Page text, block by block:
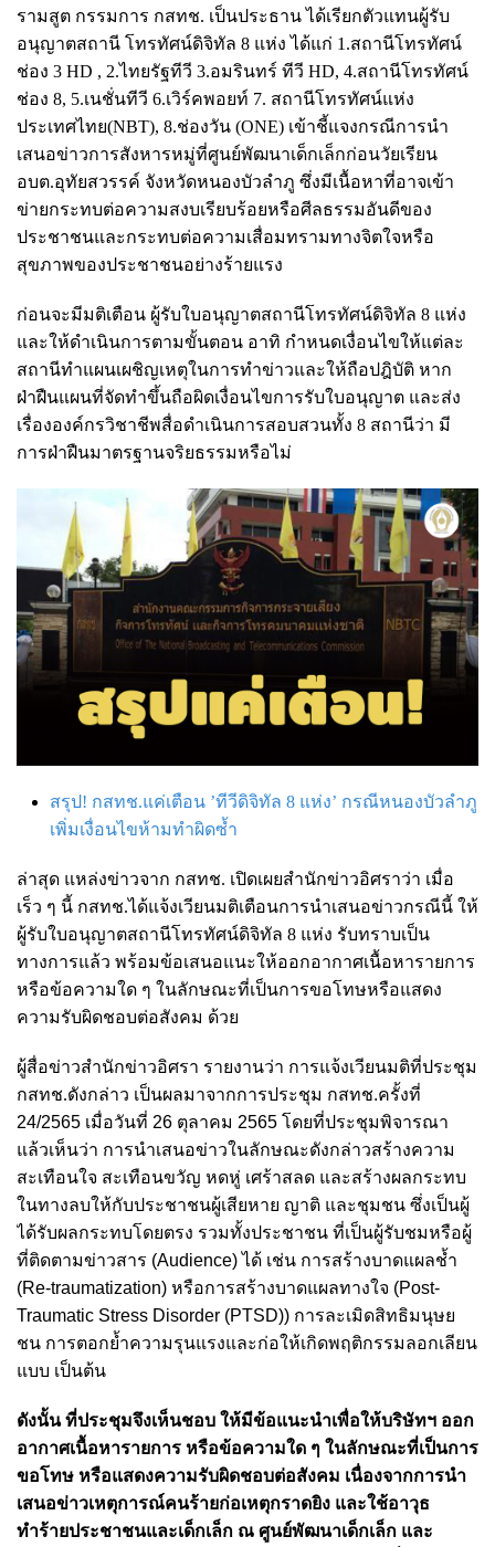
รามสูต กรรมการ กสทช. เป็นประธาน ได้เรียกตัวแทนผู้รับ
อนุญาตสถานี โทรทัศน์ดิจิทัล 8 แห่ง ได้แก่ 1.สถานีโทรทัศน์
ช่อง 3 HD , 2.ไทยรัฐทีวี 3.อมรินทร์ ทีวี HD, 4.สถานีโทรทัศน์
ช่อง 8, 5.เนชั่นทีวี 6.เวิร์คพอยท์ 7. สถานีโทรทัศน์แห่ง
ประเทศไทย(NBT), 8.ช่องวัน (ONE) เข้าชี้แจงกรณีการนำ
เสนอข่าวการสังหารหมู่ที่ศูนย์พัฒนาเด็กเล็กก่อนวัยเรียน
อบต.อุทัยสวรรค์ จังหวัดหนองบัวลำภู ซึ่งมีเนื้อหาที่อาจเข้า
ข่ายกระทบต่อความสงบเรียบร้อยหรือศีลธรรมอันดีของ
ประชาชนและกระทบต่อความเสื่อมทรามทางจิตใจหรือ
สุขภาพของประชาชนอย่างร้ายแรง
ก่อนจะมีมติเตือน ผู้รับใบอนุญาตสถานีโทรทัศน์ดิจิทัล 8 แห่ง
และให้ดำเนินการตามขั้นตอน อาทิ กำหนดเงื่อนไขให้แต่ละ
สถานีทำแผนเผชิญเหตุในการทำข่าวและให้ถือปฎิบัติ หาก
ฝ่าฝืนแผนที่จัดทำขึ้นถือผิดเงื่อนไขการรับใบอนุญาต และส่ง
เรื่ององค์กรวิชาชีพสื่อดำเนินการสอบสวนทั้ง 8 สถานีว่า มี
การฝ่าฝืนมาตรฐานจริยธรรมหรือไม่
สรุป! กสทช.แค่เตือน ’ทีวีดิจิทัล 8 แห่ง’ กรณีหนองบัวลำภู
เพิ่มเงื่อนไขห้ามทำผิดซ้ำ
ล่าสุด แหล่งข่าวจาก กสทช. เปิดเผยสำนักข่าวอิศราว่า เมื่อ
เร็ว ๆ นี้ กสทช.ได้แจ้งเวียนมติเตือนการนำเสนอข่าวกรณีนี้ ให้
ผู้รับใบอนุญาตสถานีโทรทัศน์ดิจิทัล 8 แห่ง รับทราบเป็น
ทางการแล้ว พร้อมข้อเสนอแนะให้ออกอากาศเนื้อหารายการ
หรือข้อความใด ๆ ในลักษณะที่เป็นการขอโทษหรือแสดง
ความรับผิดชอบต่อสังคม ด้วย
ผู้สื่อข่าวสำนักข่าวอิศรา รายงานว่า การแจ้งเวียนมติที่ประชุม
กสทช.ดังกล่าว เป็นผลมาจากการประชุม กสทช.ครั้งที่
24/2565 เมื่อวันที่ 26 ตุลาคม 2565 โดยที่ประชุมพิจารณา
แล้วเห็นว่า การนำเสนอข่าวในลักษณะดังกล่าวสร้างความ
สะเทือนใจ สะเทือนขวัญ หดหู่ เศร้าสลด และสร้างผลกระทบ
ในทางลบให้กับประชาชนผู้เสียหาย ญาติ และชุมชน ซึ่งเป็นผู้
ได้รับผลกระทบโดยตรง รวมทั้งประชาชน ที่เป็นผู้รับชมหรือผู้
ที่ติดตามข่าวสาร (Audience) ได้ เช่น การสร้างบาดแผลช้ำ
(Re-traumatization) หรือการสร้างบาดแผลทางใจ (Post-
Traumatic Stress Disorder (PTSD)) การละเมิดสิทธิมนุษย
ชน การตอกย้ำความรุนแรงและก่อให้เกิดพฤติกรรมลอกเลียน
แบบ เป็นต้น
ดังนั้น ที่ประชุมจึงเห็นชอบ ให้มีข้อแนะนำเพื่อให้บริษัทฯ ออก
อากาศเนื้อหารายการ หรือข้อความใด ๆ ในลักษณะที่เป็นการ
ขอโทษ หรือแสดงความรับผิดชอบต่อสังคม เนื่องจากการนำ
เสนอข่าวเหตุการณ์คนร้ายก่อเหตุกราดยิง และใช้อาวุธ
ทำร้ายประชาชนและเด็กเล็ก ณ ศูนย์พัฒนาเด็กเล็ก และ